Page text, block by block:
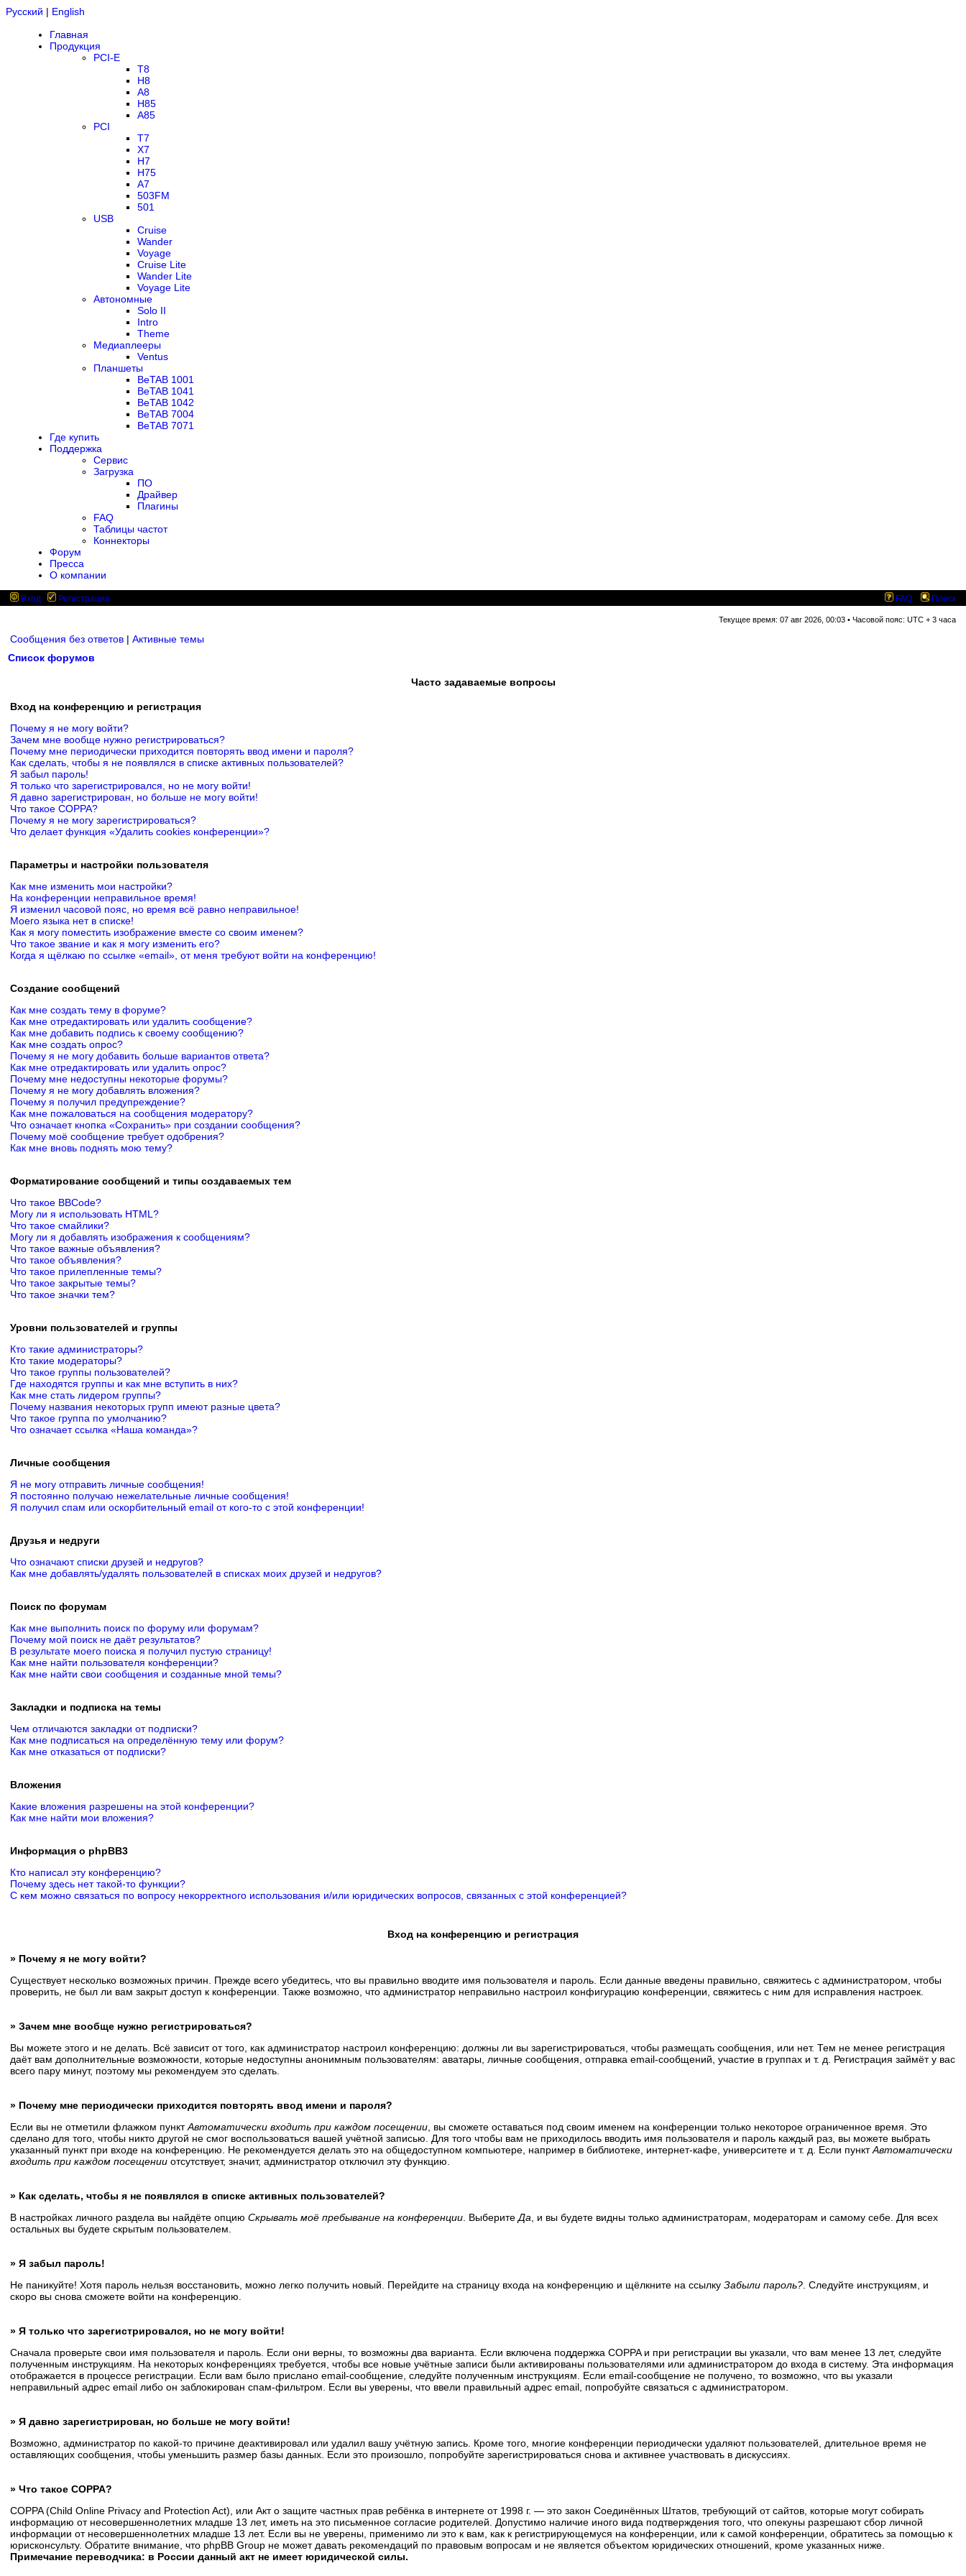
Русский | English
Главная
Продукция
PCI-E
T8
H8
A8
H85
A85
PCI
T7
X7
H7
H75
A7
503FM
501
USB
Cruise
Wander
Voyage
Cruise Lite
Wander Lite
Voyage Lite
Автономные
Solo II
Intro
Theme
Медиаплееры
Ventus
Планшеты
BeTAB 1001
BeTAB 1041
BeTAB 1042
BeTAB 7004
BeTAB 7071
Где купить
Поддержка
Сервис
Загрузка
ПО
Драйвер
Плагины
FAQ
Таблицы частот
Коннекторы
Форум
Пресса
О компании
Вход Регистрация FAQ Поиск
Текущее время: 07 авг 2026, 00:03 • Часовой пояс: UTC + 3 часа
Сообщения без ответов | Активные темы
Список форумов
Часто задаваемые вопросы
Вход на конференцию и регистрация
Почему я не могу войти?
Зачем мне вообще нужно регистрироваться?
Почему мне периодически приходится повторять ввод имени и пароля?
Как сделать, чтобы я не появлялся в списке активных пользователей?
Я забыл пароль!
Я только что зарегистрировался, но не могу войти!
Я давно зарегистрирован, но больше не могу войти!
Что такое COPPA?
Почему я не могу зарегистрироваться?
Что делает функция «Удалить cookies конференции»?
Параметры и настройки пользователя
Как мне изменить мои настройки?
На конференции неправильное время!
Я изменил часовой пояс, но время всё равно неправильное!
Моего языка нет в списке!
Как я могу поместить изображение вместе со своим именем?
Что такое звание и как я могу изменить его?
Когда я щёлкаю по ссылке «email», от меня требуют войти на конференцию!
Создание сообщений
Как мне создать тему в форуме?
Как мне отредактировать или удалить сообщение?
Как мне добавить подпись к своему сообщению?
Как мне создать опрос?
Почему я не могу добавить больше вариантов ответа?
Как мне отредактировать или удалить опрос?
Почему мне недоступны некоторые форумы?
Почему я не могу добавлять вложения?
Почему я получил предупреждение?
Как мне пожаловаться на сообщения модератору?
Что означает кнопка «Сохранить» при создании сообщения?
Почему моё сообщение требует одобрения?
Как мне вновь поднять мою тему?
Форматирование сообщений и типы создаваемых тем
Что такое BBCode?
Могу ли я использовать HTML?
Что такое смайлики?
Могу ли я добавлять изображения к сообщениям?
Что такое важные объявления?
Что такое объявления?
Что такое прилепленные темы?
Что такое закрытые темы?
Что такое значки тем?
Уровни пользователей и группы
Кто такие администраторы?
Кто такие модераторы?
Что такое группы пользователей?
Где находятся группы и как мне вступить в них?
Как мне стать лидером группы?
Почему названия некоторых групп имеют разные цвета?
Что такое группа по умолчанию?
Что означает ссылка «Наша команда»?
Личные сообщения
Я не могу отправить личные сообщения!
Я постоянно получаю нежелательные личные сообщения!
Я получил спам или оскорбительный email от кого-то с этой конференции!
Друзья и недруги
Что означают списки друзей и недругов?
Как мне добавлять/удалять пользователей в списках моих друзей и недругов?
Поиск по форумам
Как мне выполнить поиск по форуму или форумам?
Почему мой поиск не даёт результатов?
В результате моего поиска я получил пустую страницу!
Как мне найти пользователя конференции?
Как мне найти свои сообщения и созданные мной темы?
Закладки и подписка на темы
Чем отличаются закладки от подписки?
Как мне подписаться на определённую тему или форум?
Как мне отказаться от подписки?
Вложения
Какие вложения разрешены на этой конференции?
Как мне найти мои вложения?
Информация о phpBB3
Кто написал эту конференцию?
Почему здесь нет такой-то функции?
С кем можно связаться по вопросу некорректного использования и/или юридических вопросов, связанных с этой конференцией?
Вход на конференцию и регистрация
» Почему я не могу войти?
Существует несколько возможных причин. Прежде всего убедитесь, что вы правильно вводите имя пользователя и пароль. Если данные введены правильно, свяжитесь с администратором, чтобы
проверить, не был ли вам закрыт доступ к конференции. Также возможно, что администратор неправильно настроил конфигурацию конференции, свяжитесь с ним для исправления настроек.
» Зачем мне вообще нужно регистрироваться?
Вы можете этого и не делать. Всё зависит от того, как администратор настроил конференцию: должны ли вы зарегистрироваться, чтобы размещать сообщения, или нет. Тем не менее регистрация
даёт вам дополнительные возможности, которые недоступны анонимным пользователям: аватары, личные сообщения, отправка email-сообщений, участие в группах и т. д. Регистрация займёт у вас
всего пару минут, поэтому мы рекомендуем это сделать.
» Почему мне периодически приходится повторять ввод имени и пароля?
Если вы не отметили флажком пунктАвтоматически входить при каждом посещении , вы сможете оставаться под своим именем на конференции только некоторое ограниченное время. Это
сделано для того, чтобы никто другой не смог воспользоваться вашей учётной записью. Для того чтобы вам не приходилось вводить имя пользователя и пароль каждый раз, вы можете выбрать
указанный пункт при входе на конференцию. Не рекомендуется делать это на общедоступном компьютере, например в библиотеке, интернет-кафе, университете и т. д. Если пунктАвтоматически
входить при каждом посещении отсутствует, значит, администратор отключил эту функцию.
» Как сделать, чтобы я не появлялся в списке активных пользователей?
В настройках личного раздела вы найдёте опцию Скрывать моё пребывание на конференции . Выберите Да , и вы будете видны только администраторам, модераторам и самому себе. Для всех
остальных вы будете скрытым пользователем.
» Я забыл пароль!
Не паникуйте! Хотя пароль нельзя восстановить, можно легко получить новый. Перейдите на страницу входа на конференцию и щёлкните на ссылку Забыли пароль? . Следуйте инструкциям, и
скоро вы снова сможете войти на конференцию.
» Я только что зарегистрировался, но не могу войти!
Сначала проверьте свои имя пользователя и пароль. Если они верны, то возможны два варианта. Если включена поддержка COPPA и при регистрации вы указали, что вам менее 13 лет, следуйте
полученным инструкциям. На некоторых конференциях требуется, чтобы все новые учётные записи были активированы пользователями или администратором до входа в систему. Эта информация
отображается в процессе регистрации. Если вам было прислано email-сообщение, следуйте полученным инструкциям. Если email-сообщение не получено, то возможно, что вы указали
неправильный адрес email либо он заблокирован спам-фильтром. Если вы уверены, что ввели правильный адрес email, попробуйте связаться с администратором.
» Я давно зарегистрирован, но больше не могу войти!
Возможно, администратор по какой-то причине деактивировал или удалил вашу учётную запись. Кроме того, многие конференции периодически удаляют пользователей, длительное время не
оставляющих сообщения, чтобы уменьшить размер базы данных. Если это произошло, попробуйте зарегистрироваться снова и активнее участвовать в дискуссиях.
» Что такое COPPA?
COPPA (Child Online Privacy and Protection Act), или Акт о защите частных прав ребёнка в интернете от 1998 г. — это закон Соединённых Штатов, требующий от сайтов, которые могут собирать
информацию от несовершеннолетних младше 13 лет, иметь на это письменное согласие родителей. Допустимо наличие иного вида подтверждения того, что опекуны разрешают сбор личной
информации от несовершеннолетних младше 13 лет. Если вы не уверены, применимо ли это к вам, как к регистрирующемуся на конференции, или к самой конференции, обратитесь за помощью к
юрисконсульту. Обратите внимание, что phpBB Group не может давать рекомендаций по правовым вопросам и не является объектом юридических отношений, кроме указанных ниже.
Примечание переводчика: в России данный акт не имеет юридической силы.